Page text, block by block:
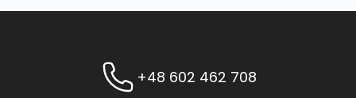
+48 602 462 708